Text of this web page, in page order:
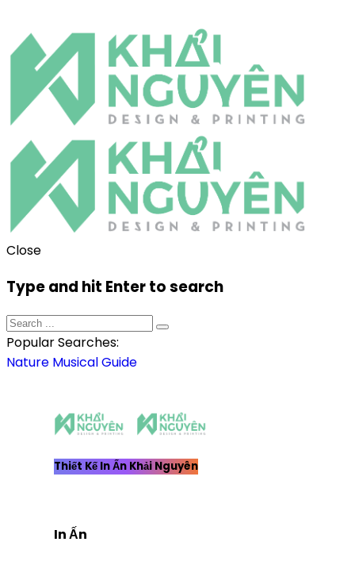
Close
Type and hit Enter to search
Popular Searches:
Nature MusicalGuide
Thiết Kế In Ấn Khải Nguyên
In Ấn